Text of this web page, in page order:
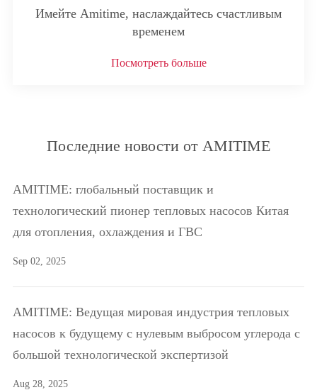
Имейте Amitime, наслаждайтесь счастливым
временем
Посмотреть больше
Последние новости от AMITIME
AMITIME: глобальный поставщик и
технологический пионер тепловых насосов Китая
для отопления, охлаждения и ГВС
Sep 02, 2025
AMITIME: Ведущая мировая индустрия тепловых
насосов к будущему с нулевым выбросом углерода с
большой технологической экспертизой
Aug 28, 2025